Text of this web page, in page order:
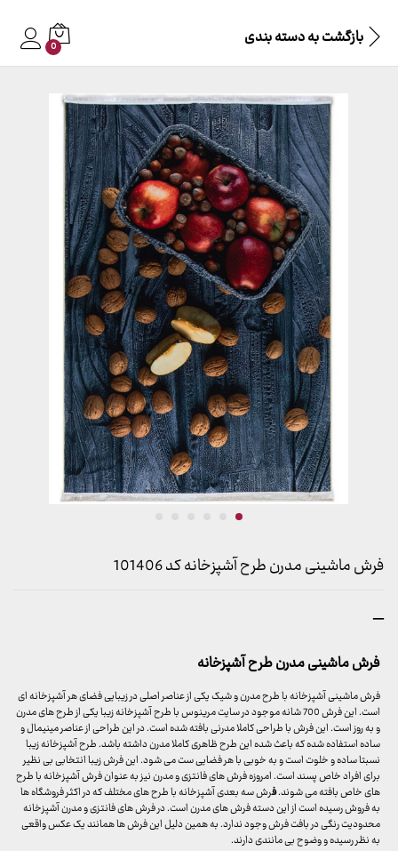
بازگشت بهدسته بندی 0
فرش ماشینی مدرن طرح آشپزخانه کد 101406
–محدوده
599,000 تومان
تا
15,999,000 تومان
فرش ماشینی مدرن طرح آشپزخانه
فرش ماشینی آشپزخانه با طرح مدرن و شیک یکی از عناصر اصلی در زیبایی فضای هر آشپزخانه ای
است. این فرش 700 شانه موجود در سایت مرینوس با طرح آشپزخانه زیبا یکی از طرح های مدرن
و به روز است. این فرش با طراحی کاملا مدرنی بافته شده است. در این طراحی از عناصر مینیمال و
ساده استفاده شده که باعث شده این طرح ظاهری کاملا مدرن داشته باشد. طرح آشپزخانه زیبا
نسبتا ساده و خلوت است و به خوبی با هر فضایی ست می شود. این فرش زیبا انتخابی بی نظیر
برای افراد خاص پسند است. امروزه فرش های فانتزی و مدرن نیز به عنوان فرش آشپزخانه با طرح
های خاص بافته می شوند.فرش سه بعدی آشپزخانه با طرح های مختلف که در اکثر فروشگاه ها
به فروش رسیده است از این دسته فرش های مدرن است. در فرش های فانتزی و مدرن آشپزخانه
محدودیت رنگی در بافت فرش وجود ندارد. به همین دلیل این فرش ها همانند یک عکس واقعی
به نظر رسیده و وضوح بی مانندی دارند.